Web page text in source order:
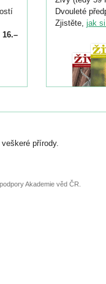
Dvouleté
Zjistěte, jak
přírody.
Akademie věd ČR.